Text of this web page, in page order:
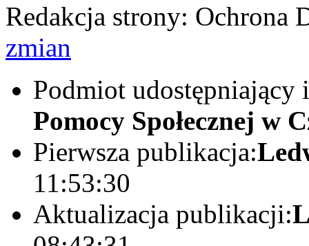
Redakcja strony: Ochrona
zmian
Podmiot udostępniający
Pomocy Społecznej w
Pierwsza publikacja:
11:53:30
Aktualizacja publikacji: